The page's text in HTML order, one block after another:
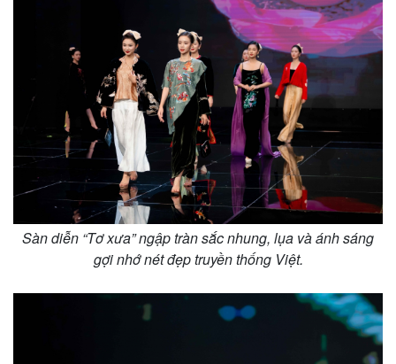
Sàn diễn “Tơ xưa” ngập tràn sắc nhung, lụa và ánh sáng
gợi nhớ nét đẹp truyền thống Việt.